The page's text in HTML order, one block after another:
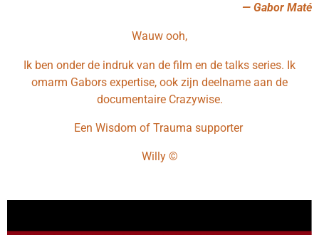
— Gabor Maté
Wauw ooh,
Ik ben onder de indruk van de film en de talks series. Ik
omarm Gabors expertise, ook zijn deelname aan de
documentaire Crazywise.
Een Wisdom of Trauma supporter
Willy ©